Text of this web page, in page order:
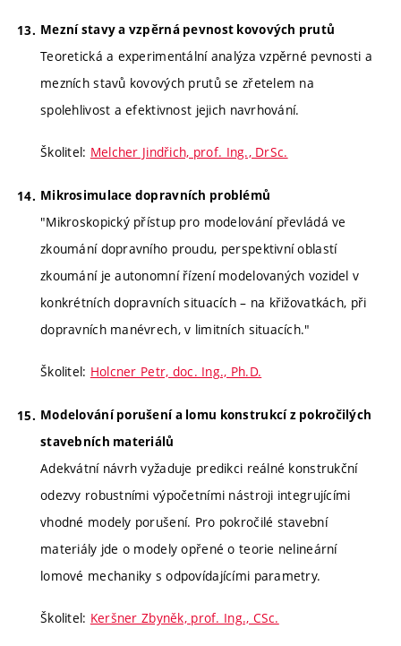
Mezní stavy a vzpěrná pevnost kovových prutů
Teoretická a experimentální analýza vzpěrné pevnosti a
mezních stavů kovových prutů se zřetelem na
spolehlivost a efektivnost jejich navrhování.
Školitel: Melcher Jindřich, prof. Ing., DrSc.
Mikrosimulace dopravních problémů
"Mikroskopický přístup pro modelování převládá ve
zkoumání dopravního proudu, perspektivní oblastí
zkoumání je autonomní řízení modelovaných vozidel v
konkrétních dopravních situacích – na křižovatkách, při
dopravních manévrech, v limitních situacích."
Školitel: Holcner Petr, doc. Ing., Ph.D.
Modelování porušení a lomu konstrukcí z pokročilých
stavebních materiálů
Adekvátní návrh vyžaduje predikci reálné konstrukční
odezvy robustními výpočetními nástroji integrujícími
vhodné modely porušení. Pro pokročilé stavební
materiály jde o modely opřené o teorie nelineární
lomové mechaniky s odpovídajícími parametry.
Školitel: Keršner Zbyněk, prof. Ing., CSc.